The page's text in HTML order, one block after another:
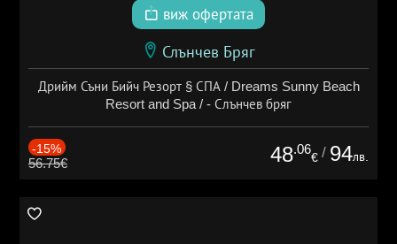
виж офертата
Слънчев Бряг
Дрийм Съни Бийч Резорт § СПА / Dreams Sunny Beach
Resort and Spa / - Слънчев бряг
-15%
56.75€ 48.06
€ / 94лв.